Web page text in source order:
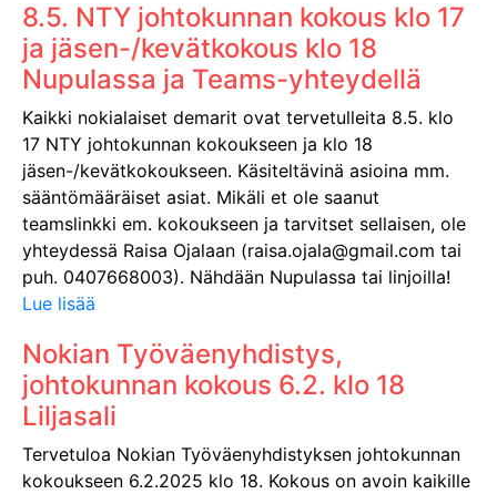
8.5. NTY johtokunnan kokous klo 17
ja jäsen-/kevätkokous klo 18
Nupulassa ja Teams-yhteydellä
Kaikki nokialaiset demarit ovat tervetulleita 8.5. klo
17 NTY johtokunnan kokoukseen ja klo 18
jäsen-/kevätkokoukseen. Käsiteltävinä asioina mm.
sääntömääräiset asiat. Mikäli et ole saanut
teamslinkki em. kokoukseen ja tarvitset sellaisen, ole
yhteydessä Raisa Ojalaan (raisa.ojala@gmail.com tai
puh. 0407668003). Nähdään Nupulassa tai linjoilla!
Lue lisää
Nokian Työväenyhdistys,
johtokunnan kokous 6.2. klo 18
Liljasali
Tervetuloa Nokian Työväenyhdistyksen johtokunnan
kokoukseen 6.2.2025 klo 18. Kokous on avoin kaikille